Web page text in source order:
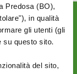
Predosa (BO),
in qualità
gli utenti (gli
su questo sito.
del sito,